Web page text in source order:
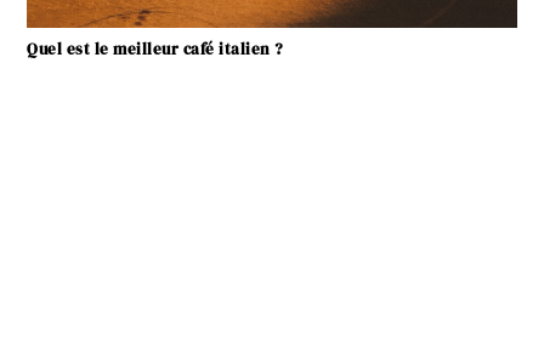
Quel est le meilleur café italien ?